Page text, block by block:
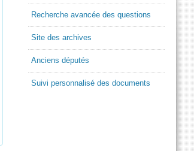
Recherche avancée des questions
Site des archives
Anciens députés
Suivi personnalisé des documents